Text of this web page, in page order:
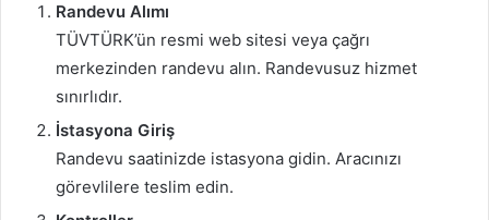
Randevu Alımı
TÜVTÜRK’ün resmi web sitesi veya çağrı
merkezinden randevu alın. Randevusuz hizmet
sınırlıdır.
İstasyona Giriş
Randevu saatinizde istasyona gidin. Aracınızı
görevlilere teslim edin.